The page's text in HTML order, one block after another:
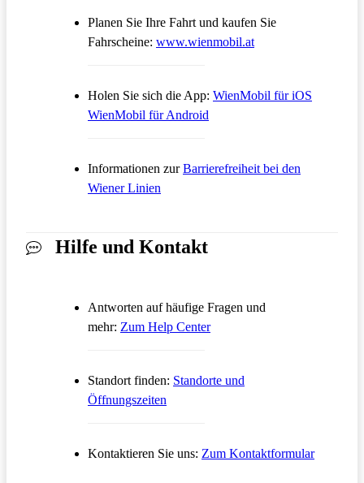
Planen Sie Ihre Fahrt und kaufen Sie
Fahrscheine: www.wienmobil.atÖffnet in einem
Holen Sie sich die App: WienMobil für iOS
WienMobil für Android
Informationen zurBarrierefreiheit bei den
Wiener Linien
Hilfe und Kontakt
Antworten auf häufige Fragen und
mehr: Zum Help CenterÖffnet in einem neuen Tab
Standort finden: Standorte und
Öffnungszeiten
Kontaktieren Sie uns: Zum KontaktformularÖffnet in